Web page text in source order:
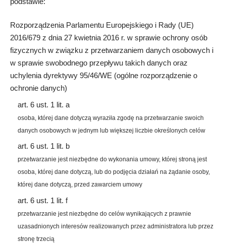
Rozporządzenia Parlamentu Europejskiego i Rady (UE)
2016/679 z dnia 27 kwietnia 2016 r. w sprawie ochrony osób
fizycznych w związku z przetwarzaniem danych osobowych i
w sprawie swobodnego przepływu takich danych oraz
uchylenia dyrektywy 95/46/WE (ogólne rozporządzenie o
ochronie danych)
art. 6 ust. 1 lit. a
osoba, której dane dotyczą wyraziła zgodę na przetwarzanie swoich
danych osobowych w jednym lub większej liczbie określonych celów
art. 6 ust. 1 lit. b
przetwarzanie jest niezbędne do wykonania umowy, której stroną jest
osoba, której dane dotyczą, lub do podjęcia działań na żądanie osoby,
której dane dotyczą, przed zawarciem umowy
art. 6 ust. 1 lit. f
przetwarzanie jest niezbędne do celów wynikających z prawnie
uzasadnionych interesów realizowanych przez administratora lub przez
stronę trzecią